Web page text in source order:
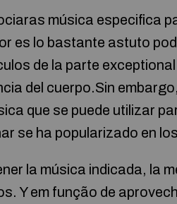
música especifica
es lo bastante astuto
de la parte
del cuerpo.Sin
que se puede utilizar
se ha popularizado en
la música indicada, la
Y em função de